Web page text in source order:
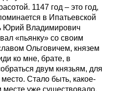
1147 год – это год,
в Ипатьевской
Юрий Владимирович
«пьянку» со своим
Ольговичем, князем
ко мне, брате, в
двум князьям, для
Стало быть, какое-